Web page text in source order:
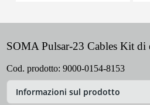
SOMA Pulsar-23 Cables Kit di
Cod. prodotto: 9000-0154-8153
Informazioni sul prodotto